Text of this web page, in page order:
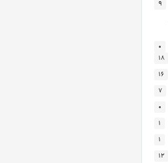
۹
۰
۱۸
۱۶
۷
۰
۱
۱
۱۲